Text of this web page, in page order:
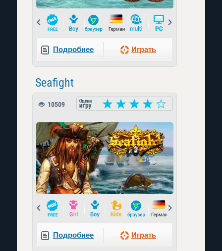
Prev
Подробнее Играть
Seafight
10509
Prev
Подробнее Играть